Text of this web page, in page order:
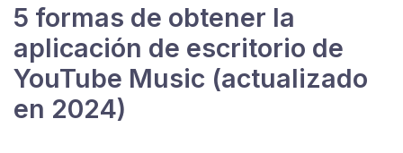
5 formas de obtener la
aplicación de escritorio de
YouTube Music (actualizado
en 2024)